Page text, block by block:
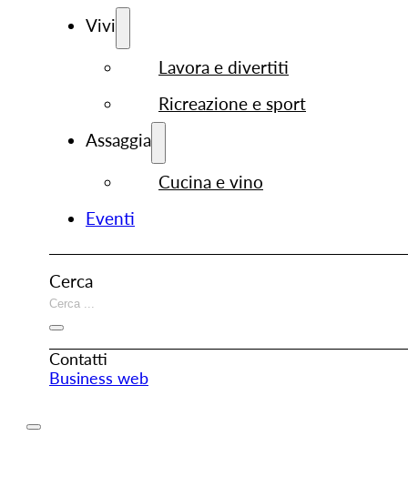
Vivi
Lavora e divertiti
Ricreazione e sport
Assaggia
Cucina e vino
Eventi
Cerca
Contatti
Business web